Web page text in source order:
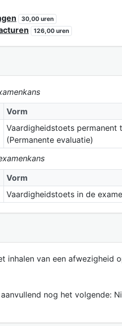
30,00 uren
126,00 uren
Vorm
Vaardigheidstoets permanent
(Permanente evaluatie)
Vorm
Vaardigheidstoets in de
inhalen van een afwezigheid
nog het volgende: